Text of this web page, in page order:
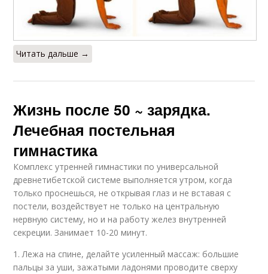
Читать дальше →
Жизнь после 50 ~ зарядка.
Лечебная постельная
гимнастика
Комплекс утренней гимнастики по универсальной
древнетибетской системе выполняется утром, когда
только проснешься, не открывая глаз и не вставая с
постели, воздействует не только на центральную
нервную систему, но и на работу желез внутренней
секреции. Занимает 10-20 минут.
1. Лежа на спине, делайте усиленный массаж: большие
пальцы за уши, зажатыми ладонями проводите сверху